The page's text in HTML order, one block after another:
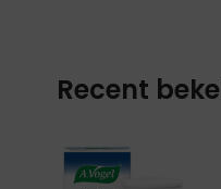
Recent